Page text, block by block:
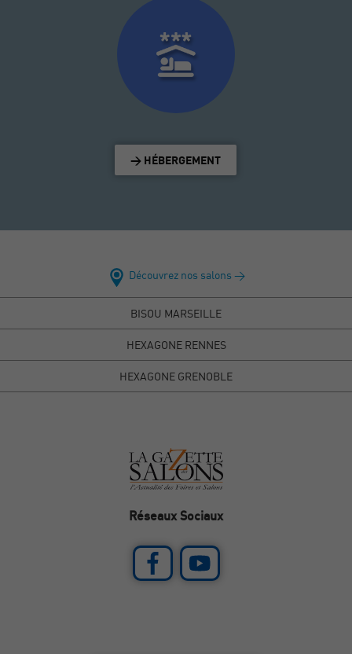
> HÉBERGEMENT
Découvrez nos salons >
BISOU MARSEILLE
HEXAGONE RENNES
HEXAGONE GRENOBLE
Réseaux Sociaux